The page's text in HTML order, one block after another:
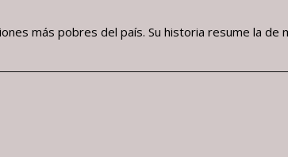
más pobres del país. Su historia resume la de